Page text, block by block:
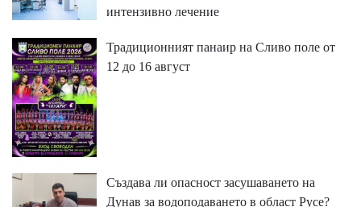
интензивно лечение
Традиционният панаир на Сливо поле от
12 до 16 август
Създава ли опасност засушаването на
Дунав за водоподаването в област Русе?